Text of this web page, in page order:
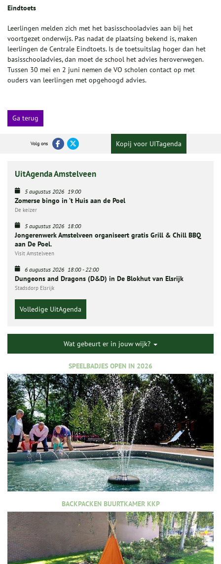
Eindtoets
Leerlingen melden zich met het basisschooladvies aan bij het
voortgezet onderwijs. Pas nadat de plaatsing bekend is, maken
leerlingen de Centrale Eindtoets. Is de toetsuitslag hoger dan het
basisschooladvies, dan moet de school het advies heroverwegen.
Tussen 30 mei en 2 juni nemen de VO scholen contact op met
ouders van leerlingen met opgehoogd advies.
Ga terug
Volg ons Kopij voor UITagenda
UitAgenda Amstelveen
5 augustus 2026 19:00
Zomerse bingo in ’t Huis aan de Poel
De keizer
5 augustus 2026 18:00
Jongerenwerk Amstelveen organiseert gratis Grill & Chill BBQ
aan De Poel.
Visit Amstelveen
6 augustus 2026 18:00-22:00
Dungeons and Dragons (D&D) in De Blokhut van Elsrijk
Stadsdorp Elsrijk
Volledige UitAgenda
Wat gebeurt er in jouw wijk?
SPEELBADJES OPEN IN 2026
BACKPACKEN BUURTKAMER KKP